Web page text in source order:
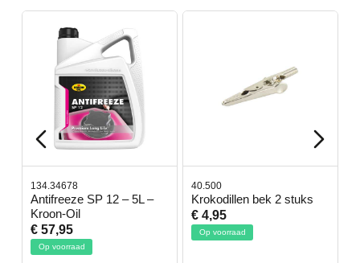
134.34678
Antifreeze SP 12 – 5L –
Kroon-Oil
€ 57,95
Op voorraad
40.500
Krokodillen bek 2 stuks
€ 4,95
Op voorraad